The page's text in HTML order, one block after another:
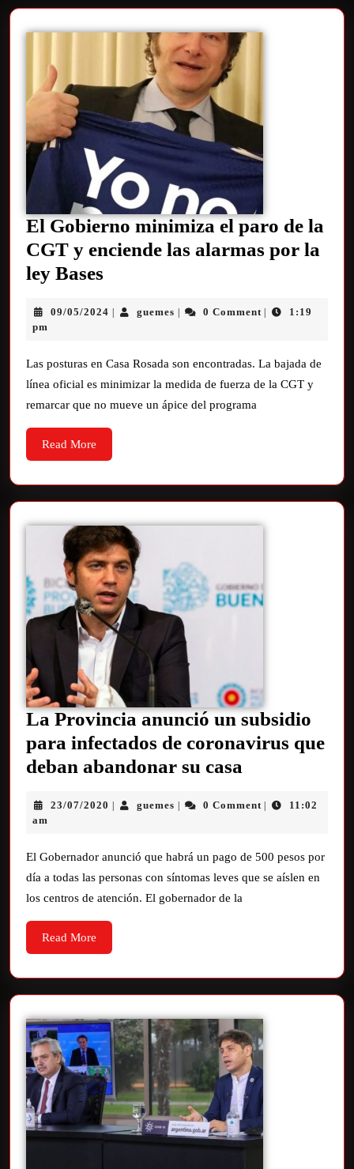
El Gobierno minimiza el paro de la
CGT y enciende las alarmas por la
ley Bases
09/05/2024 | guemes | 0 Comment |
1:19
pm
Las posturas en Casa Rosada son encontradas. La bajada de
línea oficial es minimizar la medida de fuerza de la CGT y
remarcar que no mueve un ápice del programa
Read More
La Provincia anunció un subsidio
para infectados de coronavirus que
deban abandonar su casa
23/07/2020 | guemes | 0 Comment |
11:02
am
El Gobernador anunció que habrá un pago de 500 pesos por
día a todas las personas con síntomas leves que se aíslen en
los centros de atención. El gobernador de la
Read More